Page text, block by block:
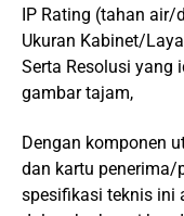
IP Rating (tahan air/
Ukuran Kabinet/
Serta Resolusi yang
gambar tajam,
Dengan komponen
dan kartu penerima/
spesifikasi teknis ini